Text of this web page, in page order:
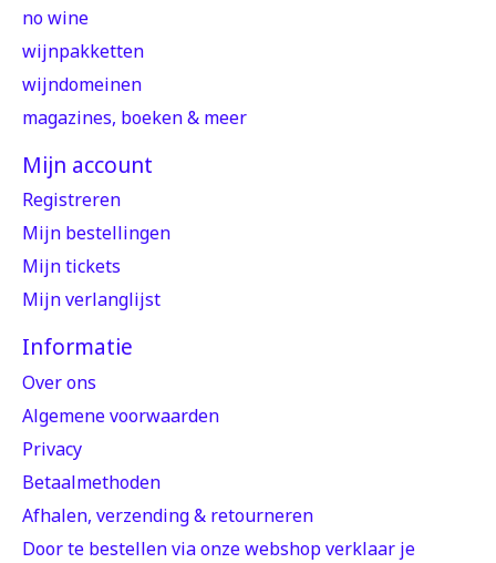
no wine
wijnpakketten
wijndomeinen
magazines, boeken & meer
Mijn account
Registreren
Mijn bestellingen
Mijn tickets
Mijn verlanglijst
Informatie
Over ons
Algemene voorwaarden
Privacy
Betaalmethoden
Afhalen, verzending & retourneren
Door te bestellen via onze webshop verklaar je